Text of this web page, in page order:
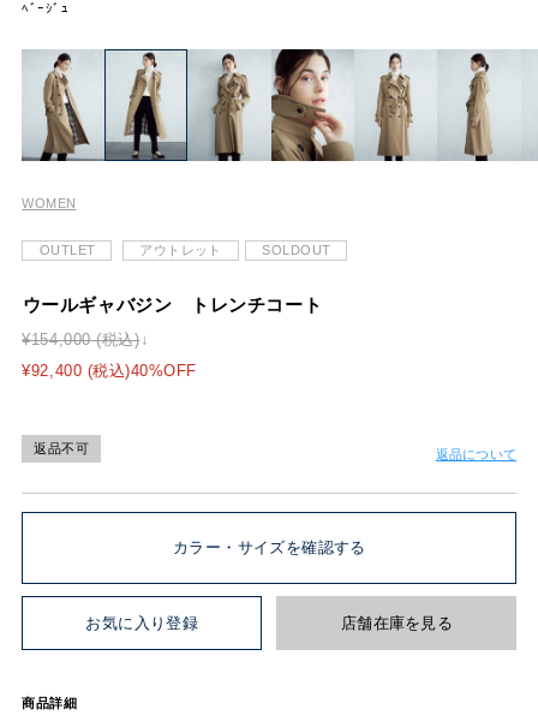
ﾍﾞｰｼﾞｭ
WOMEN
OUTLET アウトレット SOLDOUT
ウールギャバジン トレンチコート
¥154,000 (税込)
¥92,400 (税込)40%OFF
返品不可 返品について
カラー・サイズを確認する
お気に入り登録 店舗在庫を見る
商品詳細